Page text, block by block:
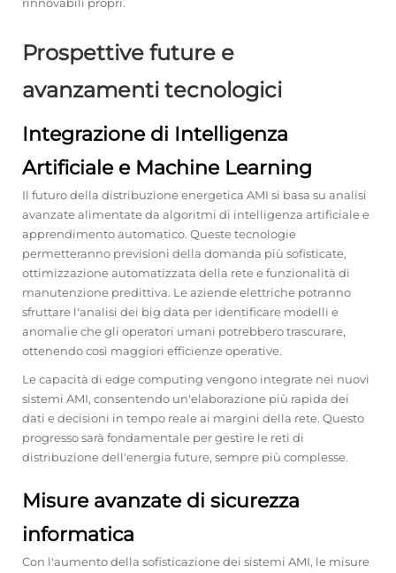
Prospettive future e
avanzamenti tecnologici
Integrazione di Intelligenza
Artificiale e Machine Learning
Il futuro della distribuzione energetica AMI si basa su analisi
avanzate alimentate da algoritmi di intelligenza artificiale e
apprendimento automatico. Queste tecnologie
permetteranno previsioni della domanda più sofisticate,
ottimizzazione automatizzata della rete e funzionalità di
manutenzione predittiva. Le aziende elettriche potranno
sfruttare l'analisi dei big data per identificare modelli e
anomalie che gli operatori umani potrebbero trascurare,
ottenendo così maggiori efficienze operative.
Le capacità di edge computing vengono integrate nei nuovi
sistemi AMI, consentendo un'elaborazione più rapida dei
dati e decisioni in tempo reale ai margini della rete. Questo
progresso sarà fondamentale per gestire le reti di
distribuzione dell'energia future, sempre più complesse.
Misure avanzate di sicurezza
informatica
Con l'aumento della sofisticazione dei sistemi AMI, le misure